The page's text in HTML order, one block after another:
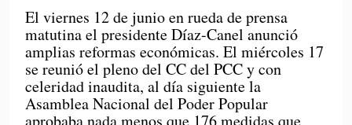
El viernes 12 de junio en rueda de prensa
matutina el presidente Díaz-Canel anunció
amplias reformas económicas. El miércoles 17
se reunió el pleno del CC del PCC y con
celeridad inaudita, al día siguiente la
Asamblea Nacional del Poder Popular
aprobaba nada menos que 176 medidas que